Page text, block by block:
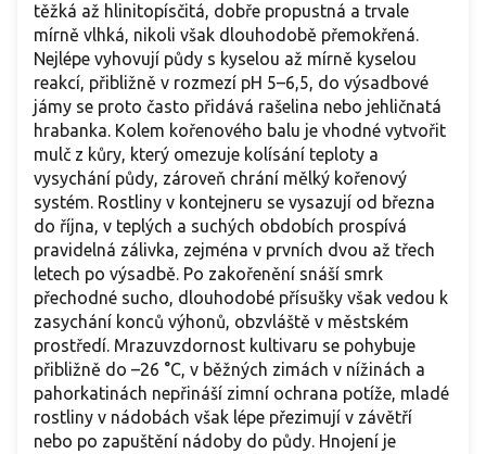
těžká až hlinitopísčitá, dobře propustná a trvale
mírně vlhká, nikoli však dlouhodobě přemokřená.
Nejlépe vyhovují půdy s kyselou až mírně kyselou
reakcí, přibližně v rozmezí pH 5–6,5, do výsadbové
jámy se proto často přidává rašelina nebo jehličnatá
hrabanka. Kolem kořenového balu je vhodné vytvořit
mulč z kůry, který omezuje kolísání teploty a
vysychání půdy, zároveň chrání mělký kořenový
systém. Rostliny v kontejneru se vysazují od března
do října, v teplých a suchých obdobích prospívá
pravidelná zálivka, zejména v prvních dvou až třech
letech po výsadbě. Po zakořenění snáší smrk
přechodné sucho, dlouhodobé přísušky však vedou k
zasychání konců výhonů, obzvláště v městském
prostředí. Mrazuvzdornost kultivaru se pohybuje
přibližně do –26 °C, v běžných zimách v nížinách a
pahorkatinách nepřináší zimní ochrana potíže, mladé
rostliny v nádobách však lépe přezimují v závětří
nebo po zapuštění nádoby do půdy. Hnojení je